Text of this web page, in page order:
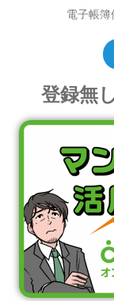
電子帳簿
登録無